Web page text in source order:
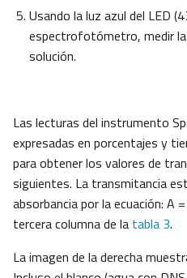
Usando la luz azul del LED
espectrofotómetro, medir
solución.
Las lecturas del instrumento
expresadas en porcentajes y
para obtener los valores de
siguientes. La transmitancia
absorbancia por la ecuación: A
tercera columna de la tabla 3.
La imagen de la derecha